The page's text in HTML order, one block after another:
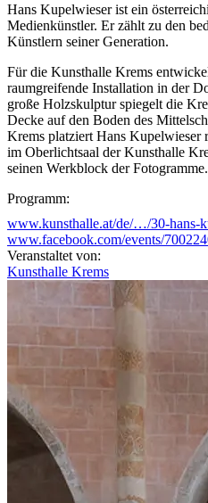
Hans Kupelwieser ist ein
Medienkünstler. Er zählt zu den
Künstlern seiner Generation.
Für die Kunsthalle Krems
raumgreifende Installation in der
große Holzskulptur spiegelt die
Decke auf den Boden des
Krems platziert Hans Kupelwieser
im Oberlichtsaal der Kunsthalle
seinen Werkblock der Fotogramme.
Programm:
BEGRÜSSUNG
Florian Steininger, künstlerischer
ZUR AUSSTELLUNG
Andreas Hoffer, Kurator der
Im Anschluss lädt die Kunsthalle
den Kellern des Weinguts
ARTIST TALK
Um 14.00 Uhr findet in der
Hans Kupelwieser und Andres
Anmeldung:
Zur Eröffnung und zum
Wien-Krems Abfahrt 09.30 Uhr
Burgtheater)
Krems-Wien Abfahrt 15.00 Uhr
www.kunsthalle.at/de/…/30-hans-
www.facebook.com/events/
Veranstaltet von:
Kunsthalle Krems